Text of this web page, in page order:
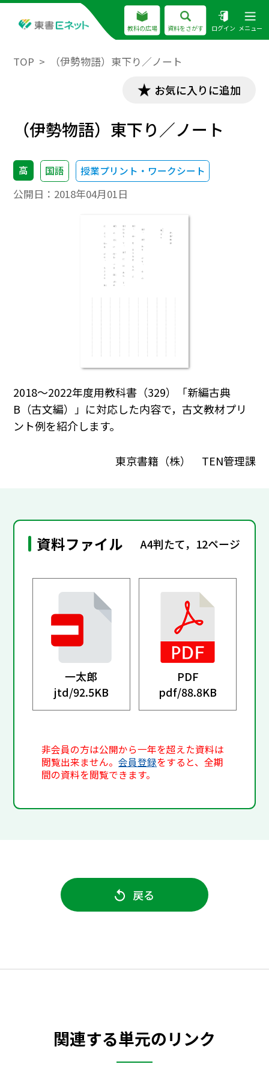
教科の広場 資料をさがす ログイン メニュー
TOP （伊勢物語）東下り／ノート
お気に入りに追加
（伊勢物語）東下り／ノート
高 国語 授業プリント・ワークシート
公開日： 2018年04月01日
2018～2022年度用教科書（329）「新編古典
B（古文編）」に対応した内容で，古文教材プリ
ント例を紹介します。
東京書籍（株） TEN管理課
資料ファイル A4判たて，12ページ
一太郎
jtd/92.5KB
PDF
pdf/88.8KB
非会員の方は公開から一年を超えた資料は
閲覧出来ません。会員登録をすると、全期
間の資料を閲覧できます。
戻る
関連する単元のリンク